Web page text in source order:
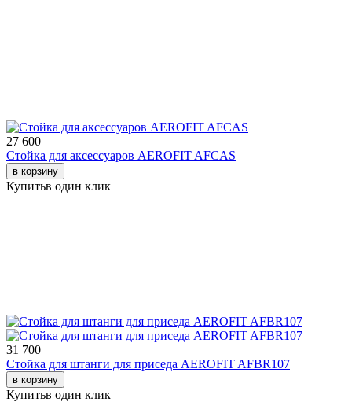
27 600
Стойка для аксессуаров AEROFIT AFCAS
в корзину
Купитьв один клик
31 700
Стойка для штанги для приседа AEROFIT AFBR107
в корзину
Купитьв один клик